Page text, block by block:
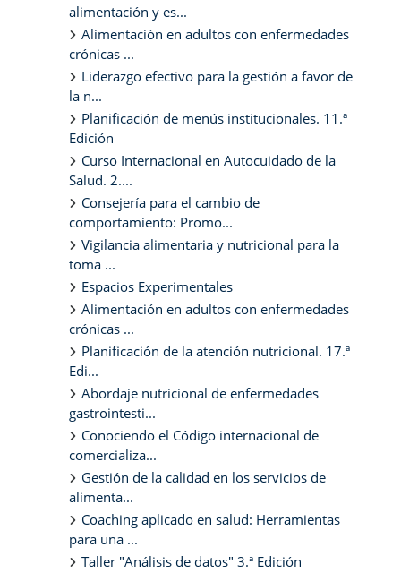
alimentación y es...
Alimentación en adultos con enfermedades
crónicas ...
Liderazgo efectivo para la gestión a favor de
la n...
Planificación de menús institucionales. 11.ª
Edición
Curso Internacional en Autocuidado de la
Salud. 2....
Consejería para el cambio de
comportamiento: Promo...
Vigilancia alimentaria y nutricional para la
toma ...
Espacios Experimentales
Alimentación en adultos con enfermedades
crónicas ...
Planificación de la atención nutricional. 17.ª
Edi...
Abordaje nutricional de enfermedades
gastrointesti...
Conociendo el Código internacional de
comercializa...
Gestión de la calidad en los servicios de
alimenta...
Coaching aplicado en salud: Herramientas
para una ...
Taller "Análisis de datos" 3.ª Edición